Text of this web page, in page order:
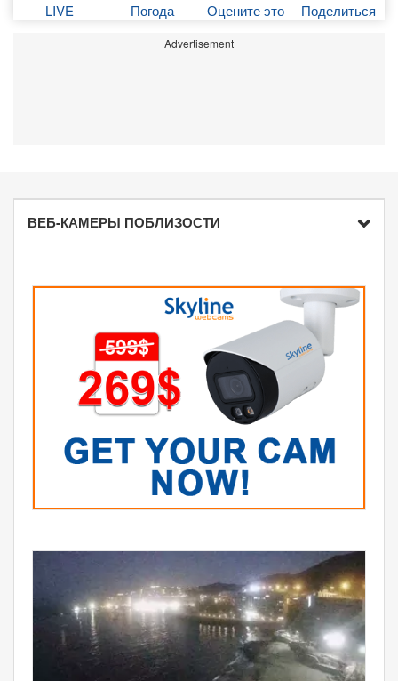
LIVE Погода Оцените это Поделиться
Advertisement
ВЕБ-КАМЕРЫ ПОБЛИЗОСТИ